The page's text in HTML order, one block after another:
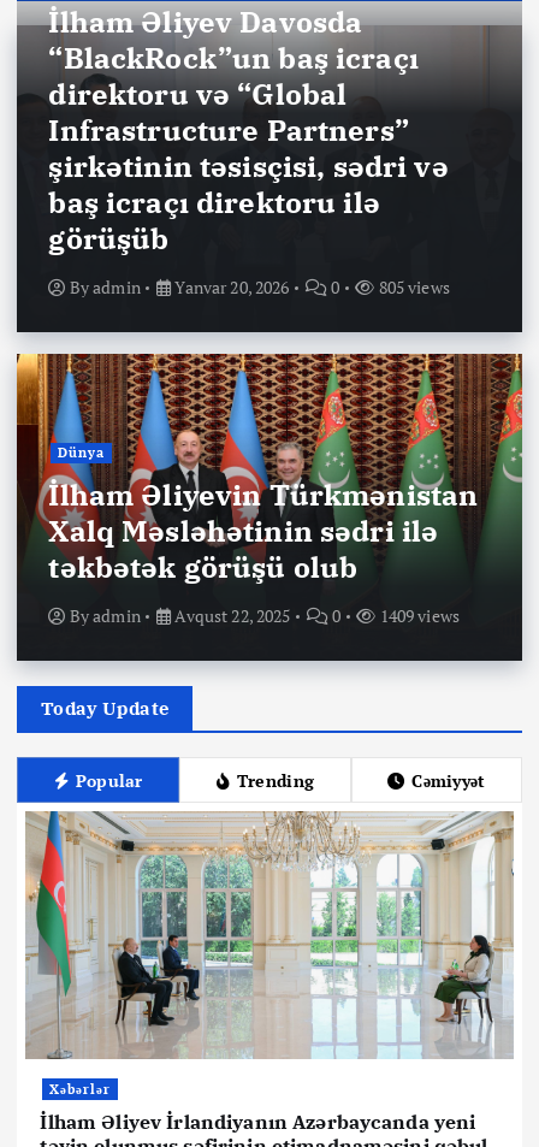
İlham Əliyev Davosda
“BlackRock”un baş icraçı
direktoru və “Global
Infrastructure Partners”
şirkətinin təsisçisi, sədri və
baş icraçı direktoru ilə
görüşüb
Byadmin Yanvar 20, 2026 0 805 views
Dünya
İlham Əliyevin Türkmənistan
Xalq Məsləhətinin sədri ilə
təkbətək görüşü olub
Byadmin Avqust 22, 2025 0 1409 views
Today Update
Popular Trending Cəmiyyət
Xəbərlər
İlham Əliyev İrlandiyanın Azərbaycanda yeni